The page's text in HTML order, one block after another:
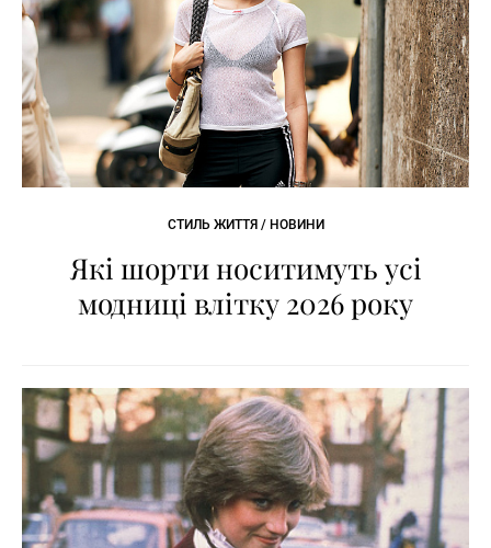
СТИЛЬ ЖИТТЯ / НОВИНИ
Які шорти носитимуть усі
модниці влітку 2026 року